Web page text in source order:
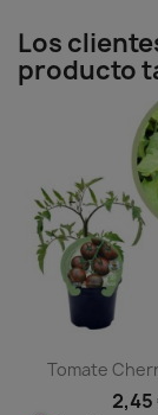
Los
producto
Tomate
2,45